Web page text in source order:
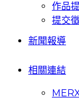
作品
提交
新聞報導
相關連結